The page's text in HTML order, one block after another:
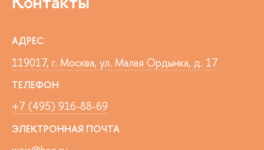
АДРЕС
119017, г. Москва, ул. Малая Ордынка, д. 17
ТЕЛЕФОН
+7 (495) 916-88-69
ЭЛЕКТРОННАЯ ПОЧТА